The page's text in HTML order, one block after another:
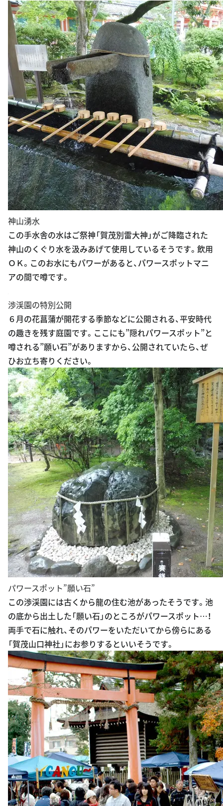
神山湧水
この手水舎の水はご祭神「賀茂別雷大神」がご降臨された
神山のくぐり水を汲みあげて使用しているそうです。飲用
ＯＫ。このお水にもパワーがあると、パワースポットマニ
アの間で噂です。
渉渓園の特別公開
６月の花菖蒲が開花する季節などに公開される、平安時代
の趣きを残す庭園です。ここにも”隠れパワースポット”と
噂される”願い石”がありますから、公開されていたら、ぜ
ひお立ち寄りください。
パワースポット”願い石”
この渉渓園には古くから龍の住む池があったそうです。池
の底から出土した「願い石」のところがパワースポット…！
両手で石に触れ、そのパワーをいただいてから傍らにある
「賀茂山口神社」にお参りするといいそうです。